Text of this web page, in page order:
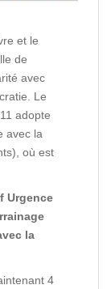
et le
de
avec
Le
adopte
avec la
où est
Urgence
la
4